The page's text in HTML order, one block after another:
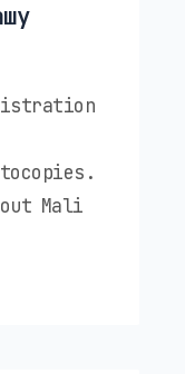
Mali